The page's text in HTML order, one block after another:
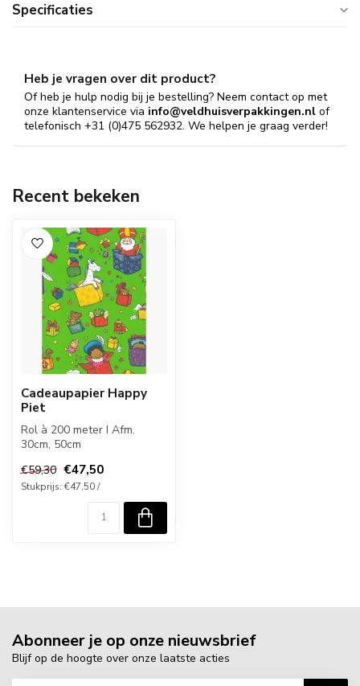
Specificaties
Heb je vragen over dit product?
Of heb je hulp nodig bij je bestelling? Neem contact op met
onze klantenservice via info@veldhuisverpakkingen.nl of
telefonisch +31 (0)475 562932. We helpen je graag verder!
Recent bekeken
Cadeaupapier Happy
Piet
Rol à 200 meter I Afm.
30cm, 50cm
€59,30 €47,50
Stukprijs: €47,50 /
Abonneer je op onze nieuwsbrief
Blijf op de hoogte over onze laatste acties